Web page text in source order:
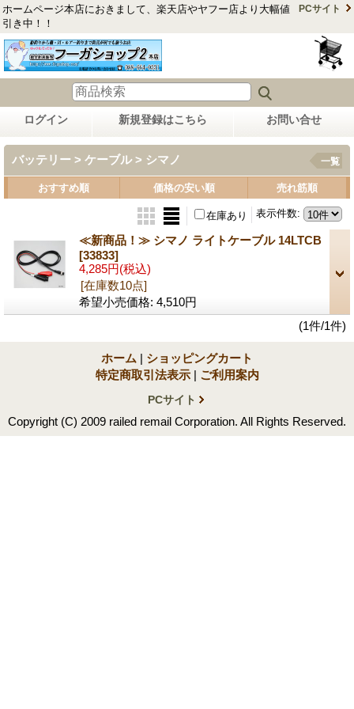
ホームページ本店におきまして、楽天店やヤフー店より大幅値
引き中！！
PCサイト
ログイン 新規登録はこちら お問い合せ
バッテリー > ケーブル > シマノ 一覧
おすすめ順 価格の安い順 売れ筋順
表示件数:
在庫あり
≪新商品！≫ シマノ ライトケーブル 14LTCB
[33833]
4,285円(税込)
[在庫数10点]
希望小売価格: 4,510円
(1件/1件)
ホーム | ショッピングカート
特定商取引法表示 | ご利用案内
PCサイト
Copyright (C) 2009 railed remail Corporation. All Rights Reserved.